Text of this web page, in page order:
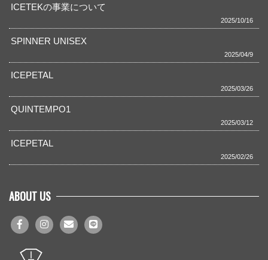
ICETEKの事業について
2025/10/16
SPINNER UNISEX
2025/04/9
ICEPETAL
2025/03/26
QUINTEMPO1
2025/03/12
ICEPETAL
2025/02/26
ABOUT US